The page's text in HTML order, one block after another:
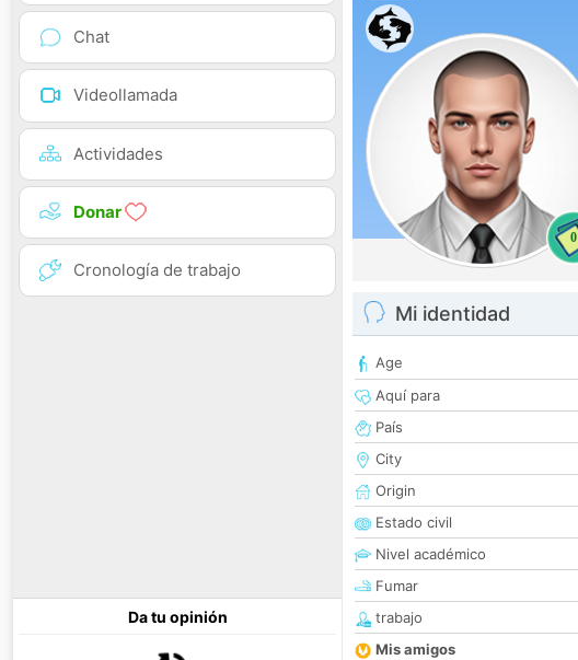
Chat
Videollamada
Actividades
Donar
Cronología de trabajo
Da tu opinión
0
Mi identidad
Age
Aquí para
País
City
Origin
Estado civil
Nivel académico
Fumar
trabajo
Mis amigos